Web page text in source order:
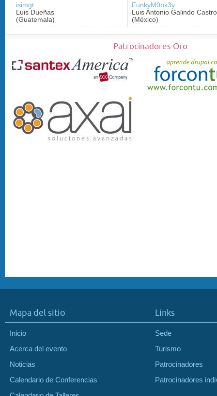
isimgt
Luis Dueñas
(Guatemala)
FunkyM0nk3y
Luis Antonio Galindo Castro
(México)
Patrocinadores Oro
Mapa del sitio
Inicio
Acerca del evento
Noticias
Calendario de Conferencias
Links
Sede
Turismo
Patrocinadores
Patrocinadores